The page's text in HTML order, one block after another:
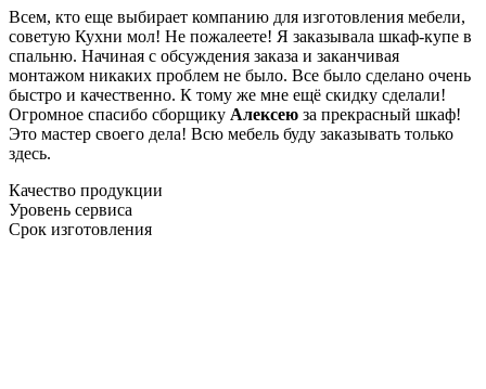
Всем, кто еще выбирает компанию для изготовления мебели,
советую Кухни мол! Не пожалеете! Я заказывала шкаф-купе в
спальню. Начиная с обсуждения заказа и заканчивая
монтажом никаких проблем не было. Все было сделано очень
быстро и качественно. К тому же мне ещё скидку сделали!
Огромное спасибо сборщику Алексею за прекрасный шкаф!
Это мастер своего дела! Всю мебель буду заказывать только
здесь.
Качество продукции
Уровень сервиса
Срок изготовления